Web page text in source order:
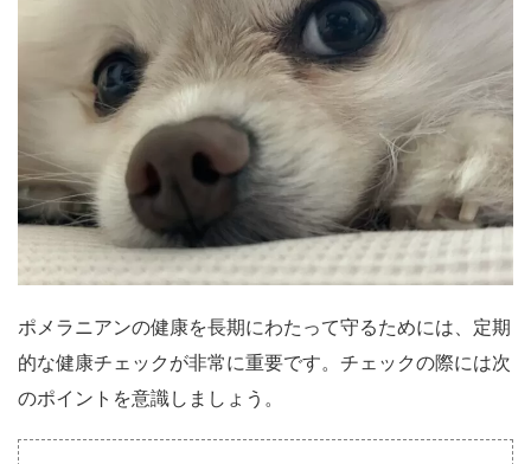
ポメラニアンの健康を長期にわたって守るためには、定期
的な健康チェックが非常に重要です。チェックの際には次
のポイントを意識しましょう。